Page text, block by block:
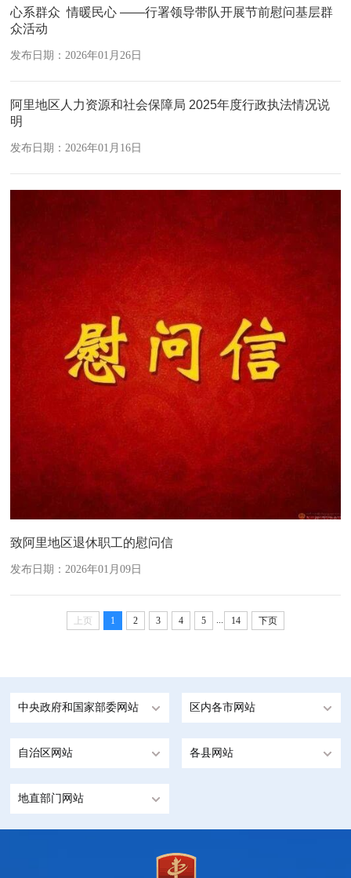
心系群众 情暖民心 ——行署领导带队开展节前慰问基层群
众活动
发布日期：2026年01月26日
阿里地区人力资源和社会保障局 2025年度行政执法情况说
明
发布日期：2026年01月16日
致阿里地区退休职工的慰问信
发布日期：2026年01月09日
上页 1 2 3 4 5 ... 14 下页
中央政府和国家部委网站 区内各市网站
自治区网站 各县网站
地直部门网站